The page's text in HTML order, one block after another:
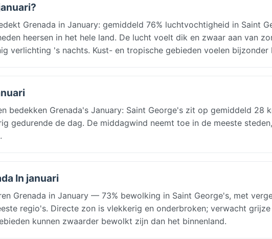
Grenada in January: gemiddeld 76% luchtvochtigheid in Saint
heersen in het hele land. De lucht voelt dik en zwaar aan van
verlichting 's nachts. Kust- en tropische gebieden voelen bijzonder
bedekken Grenada's January: Saint George's zit op gemiddeld 28
gedurende de dag. De middagwind neemt toe in de meeste
In januari
Grenada in January — 73% bewolking in Saint George's, met
regio's. Directe zon is vlekkerig en onderbroken; verwacht
kunnen zwaarder bewolkt zijn dan het binnenland.